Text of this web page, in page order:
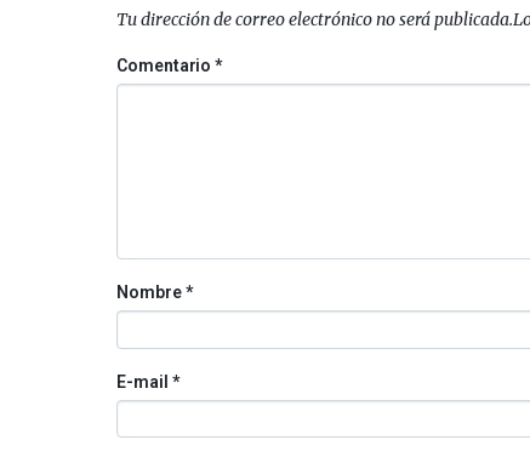
Tu dirección de correo electrónico no será publicada.
Comentario*
Nombre*
E-mail *